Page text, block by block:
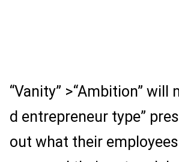
“Vanity” >“Ambition” will
d entrepreneur type”
out what their